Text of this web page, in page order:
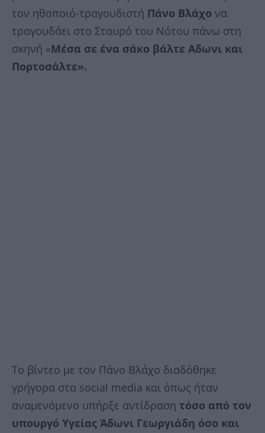
τον ηθοποιό-τραγουδιστή Πάνο Βλάχο να
τραγουδάει στο Σταυρό του Νότου πάνω στη
σκηνή «Μέσα σε ένα σάκο βάλτε Αδωνι και
Πορτοσάλτε».
Το βίντεο με τον Πάνο Βλάχο διαδόθηκε
γρήγορα στα social media και όπως ήταν
αναμενόμενο υπήρξε αντίδραση τόσο από τον
υπουργό Υγείας Άδωνι Γεωργιάδη όσο και